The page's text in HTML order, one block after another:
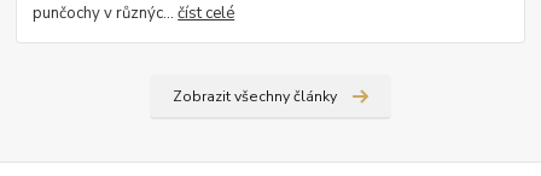
punčochy v různýc...číst celé
Zobrazit všechny články